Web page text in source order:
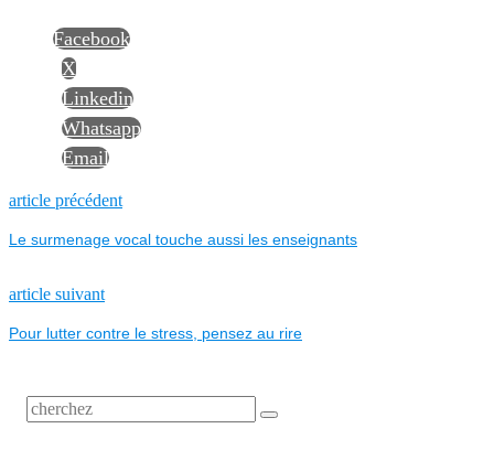
Facebook
X
Linkedin
Whatsapp
Email
NAVIGATION
DE
L’ARTICLE
article précédentPrevious
Le surmenage vocal touche aussi les enseignants
article suivantNext
Pour lutter contre le stress, pensez au rire